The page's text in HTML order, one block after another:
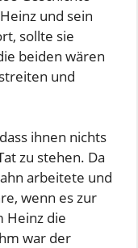
und sein
sollte sie
beiden wären
und
ihnen nichts
zu stehen. Da
arbeitete und
wenn es zur
Heinz die
war der